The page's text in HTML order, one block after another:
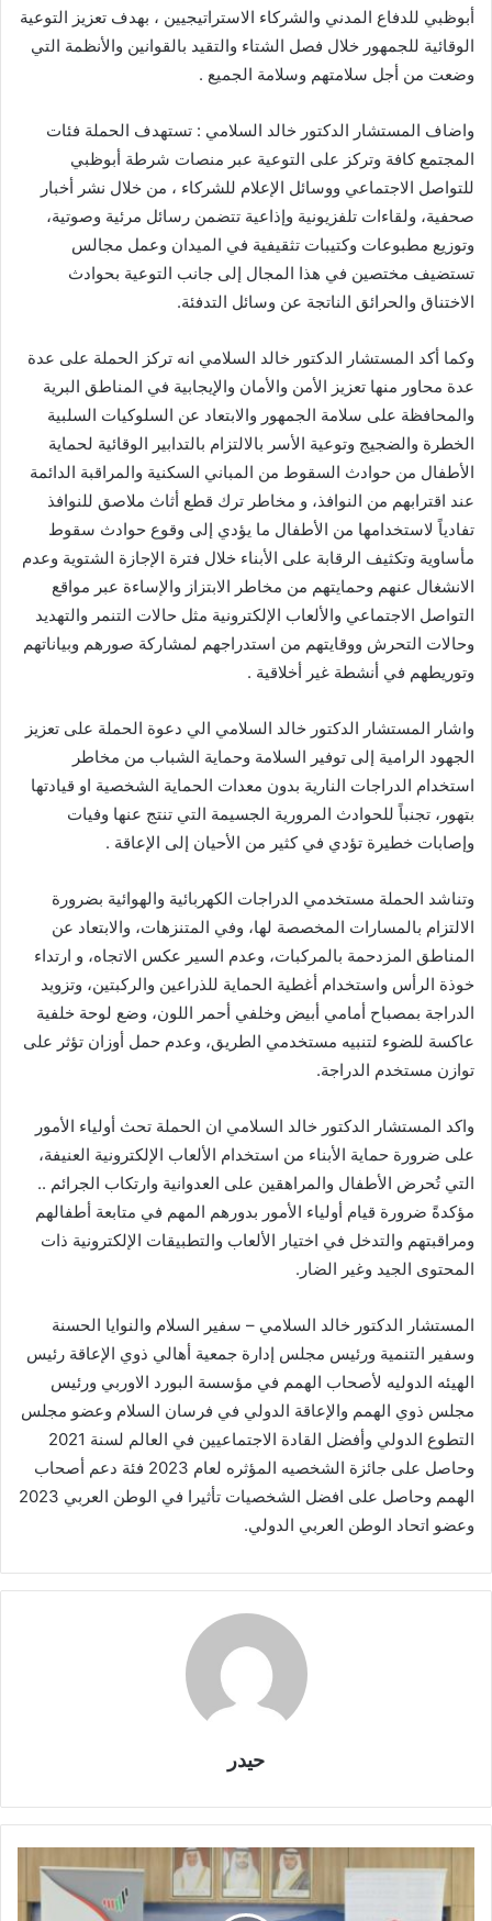
أبوظبي للدفاع المدني والشركاء الاستراتيجيين ، بهدف تعزيز التوعية
الوقائية للجمهور خلال فصل الشتاء والتقيد بالقوانين والأنظمة التي
وضعت من أجل سلامتهم وسلامة الجميع .
واضاف المستشار الدكتور خالد السلامي : تستهدف الحملة فئات
المجتمع كافة وتركز على التوعية عبر منصات شرطة أبوظبي
للتواصل الاجتماعي ووسائل الإعلام للشركاء ، من خلال نشر أخبار
صحفية، ولقاءات تلفزيونية وإذاعية تتضمن رسائل مرئية وصوتية،
وتوزيع مطبوعات وكتيبات تثقيفية في الميدان وعمل مجالس
تستضيف مختصين في هذا المجال إلى جانب التوعية بحوادث
الاختناق والحرائق الناتجة عن وسائل التدفئة.
وكما أكد المستشار الدكتور خالد السلامي انه تركز الحملة على عدة
عدة محاور منها تعزيز الأمن والأمان والإيجابية في المناطق البرية
والمحافظة على سلامة الجمهور والابتعاد عن السلوكيات السلبية
الخطرة والضجيج وتوعية الأسر بالالتزام بالتدابير الوقائية لحماية
الأطفال من حوادث السقوط من المباني السكنية والمراقبة الدائمة
عند اقترابهم من النوافذ، و مخاطر ترك قطع أثاث ملاصق للنوافذ
تفادياً لاستخدامها من الأطفال ما يؤدي إلى وقوع حوادث سقوط
مأساوية وتكثيف الرقابة على الأبناء خلال فترة الإجازة الشتوية وعدم
الانشغال عنهم وحمايتهم من مخاطر الابتزاز والإساءة عبر مواقع
التواصل الاجتماعي والألعاب الإلكترونية مثل حالات التنمر والتهديد
وحالات التحرش ووقايتهم من استدراجهم لمشاركة صورهم وبياناتهم
وتوريطهم في أنشطة غير أخلاقية .
واشار المستشار الدكتور خالد السلامي الي دعوة الحملة على تعزيز
الجهود الرامية إلى توفير السلامة وحماية الشباب من مخاطر
استخدام الدراجات النارية بدون معدات الحماية الشخصية او قيادتها
بتهور، تجنباً للحوادث المرورية الجسيمة التي تنتج عنها وفيات
وإصابات خطيرة تؤدي في كثير من الأحيان إلى الإعاقة .
وتناشد الحملة مستخدمي الدراجات الكهربائية والهوائية بضرورة
الالتزام بالمسارات المخصصة لها، وفي المتنزهات، والابتعاد عن
المناطق المزدحمة بالمركبات، وعدم السير عكس الاتجاه، و ارتداء
خوذة الرأس واستخدام أغطية الحماية للذراعين والركبتين، وتزويد
الدراجة بمصباح أمامي أبيض وخلفي أحمر اللون، وضع لوحة خلفية
عاكسة للضوء لتنبيه مستخدمي الطريق، وعدم حمل أوزان تؤثر على
توازن مستخدم الدراجة.
واكد المستشار الدكتور خالد السلامي ان الحملة تحث أولياء الأمور
على ضرورة حماية الأبناء من استخدام الألعاب الإلكترونية العنيفة،
التي تُحرض الأطفال والمراهقين على العدوانية وارتكاب الجرائم ..
مؤكدةً ضرورة قيام أولياء الأمور بدورهم المهم في متابعة أطفالهم
ومراقبتهم والتدخل في اختيار الألعاب والتطبيقات الإلكترونية ذات
المحتوى الجيد وغير الضار.
المستشار الدكتور خالد السلامي – سفير السلام والنوايا الحسنة
وسفير التنمية ورئيس مجلس إدارة جمعية أهالي ذوي الإعاقة رئيس
الهيئه الدوليه لأصحاب الهمم في مؤسسة البورد الاوربي ورئيس
مجلس ذوي الهمم والإعاقة الدولي في فرسان السلام وعضو مجلس
التطوع الدولي وأفضل القادة الاجتماعيين في العالم لسنة 2021
وحاصل على جائزة الشخصيه المؤثره لعام 2023 فئة دعم أصحاب
الهمم وحاصل على افضل الشخصيات تأثيرا في الوطن العربي 2023
وعضو اتحاد الوطن العربي الدولي.
حيدر